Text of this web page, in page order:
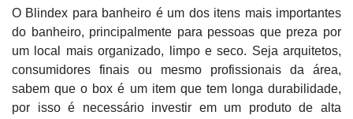
O Blindex para banheiro é um dos itens mais importantes
do banheiro, principalmente para pessoas que preza por
um local mais organizado, limpo e seco. Seja arquitetos,
consumidores finais ou mesmo profissionais da área,
sabem que o box é um item que tem longa durabilidade,
por isso é necessário investir em um produto de alta